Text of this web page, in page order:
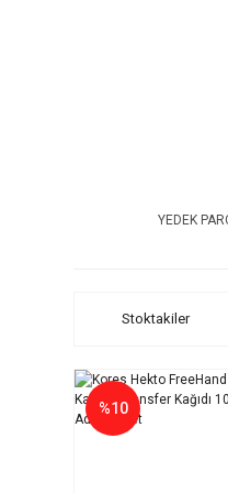
YEDEK
Stoktakiler
%10